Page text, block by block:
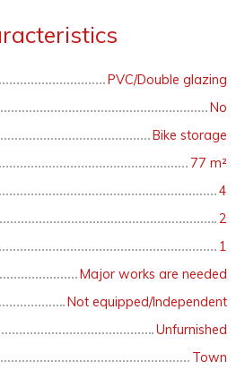
PVC/Double glazing
No
Bike storage
77 m²
4
2
1
Major works are needed
Not equipped/Independent
Unfurnished
Town